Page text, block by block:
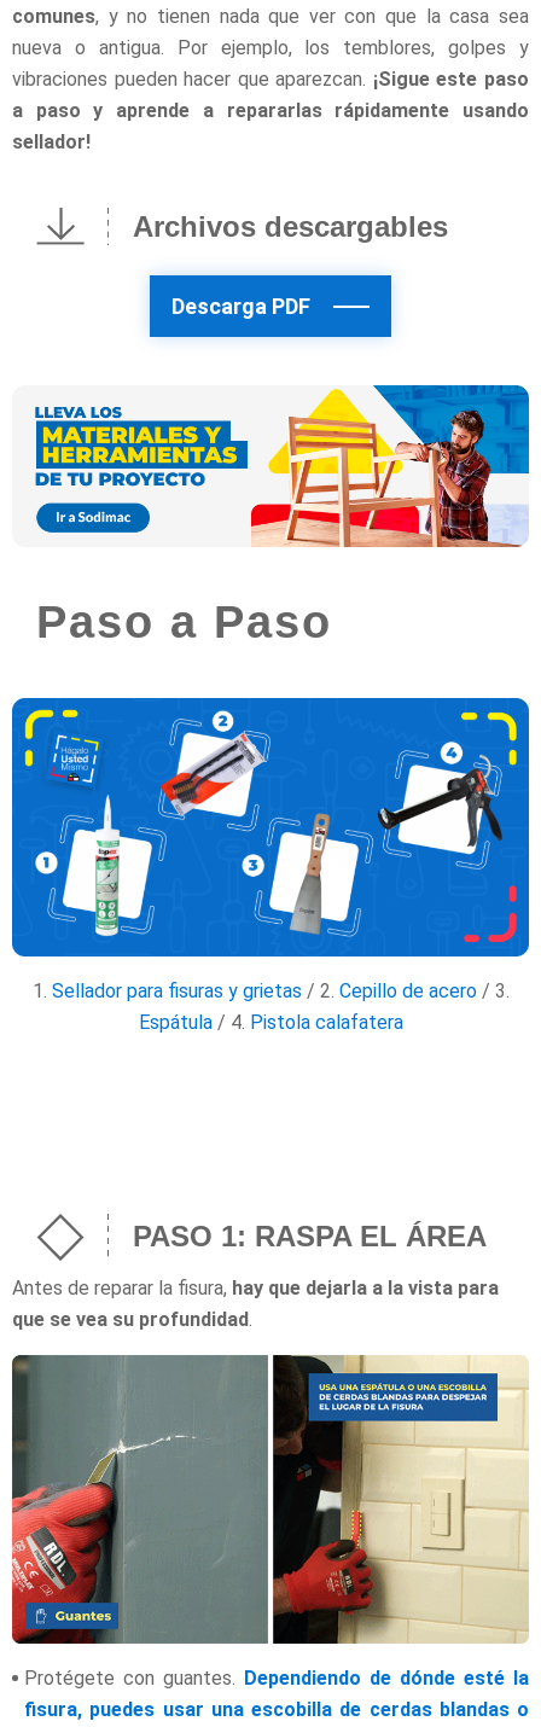
comunes, y no tienen nada que ver con que la casa sea
nueva o antigua. Por ejemplo, los temblores, golpes y
vibraciones pueden hacer que aparezcan. ¡Sigue este paso
a paso y aprende a repararlas rápidamente usando
sellador!
Archivos descargables
Descarga PDF
Paso a Paso
1. Sellador para fisuras y grietas / 2. Cepillo de acero/ 3.
Espátula/ 4. Pistola calafatera
PASO 1: RASPA EL ÁREA
Antes de reparar la fisura, hay que dejarla a la vista para
que se vea su profundidad.
Protégete con guantes. Dependiendo de dónde esté la
fisura, puedes usar una escobilla de cerdas blandas o